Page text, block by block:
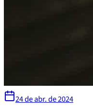
24 de abr. de 2024